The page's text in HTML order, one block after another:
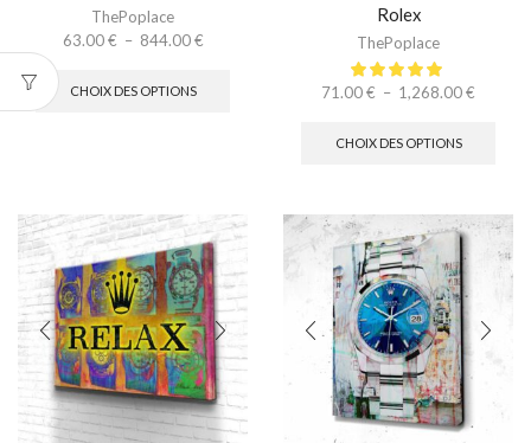
ThePoplace
63.00€ – 844.00€
CHOIX DES OPTIONS
Rolex
ThePoplace
71.00€ – 1,268.00€
CHOIX DES OPTIONS